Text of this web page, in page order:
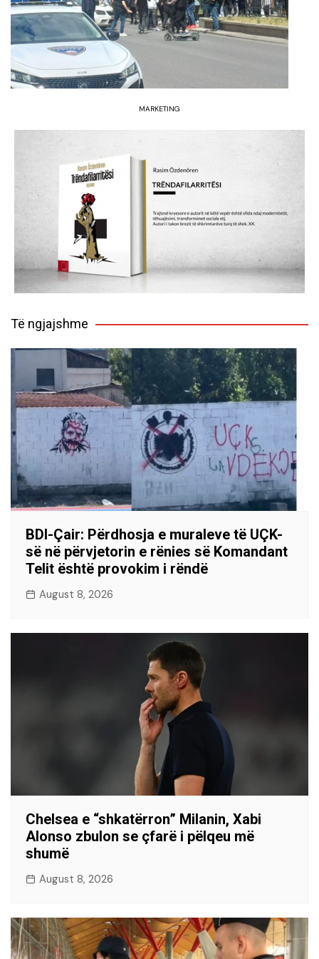
MARKETING
Të ngjajshme
BDI-Çair: Përdhosja e muraleve të UÇK-
së në përvjetorin e rënies së Komandant
Telit është provokim i rëndë
August 8, 2026
Chelsea e “shkatërron” Milanin, Xabi
Alonso zbulon se çfarë i pëlqeu më
shumë
August 8, 2026